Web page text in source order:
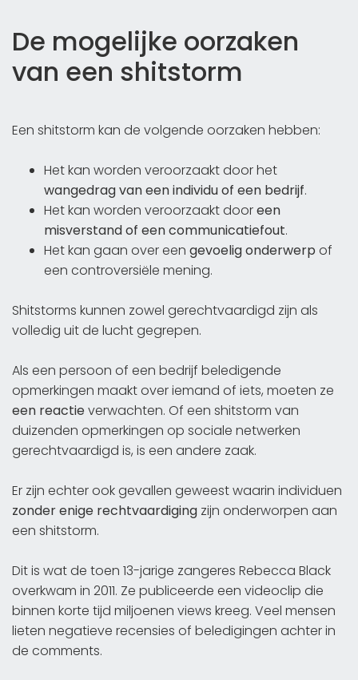
De mogelijke oorzaken
van een shitstorm
Een shitstorm kan de volgende oorzaken hebben:
Het kan worden veroorzaakt door het
wangedrag van een individu of een bedrijf.
Het kan worden veroorzaakt dooreen
misverstand of een communicatiefout.
Het kan gaan over een gevoelig onderwerp of
een controversiële mening.
Shitstorms kunnen zowel gerechtvaardigd zijn als
volledig uit de lucht gegrepen.
Als een persoon of een bedrijf beledigende
opmerkingen maakt over iemand of iets, moeten ze
een reactieverwachten. Of een shitstorm van
duizenden opmerkingen op sociale netwerken
gerechtvaardigd is, is een andere zaak.
Er zijn echter ook gevallen geweest waarin individuen
zonder enige rechtvaardiging zijn onderworpen aan
een shitstorm.
Dit is wat de toen 13-jarige zangeres Rebecca Black
overkwam in 2011. Ze publiceerde een videoclip die
binnen korte tijd miljoenen views kreeg. Veel mensen
lieten negatieve recensies of beledigingen achter in
de comments.